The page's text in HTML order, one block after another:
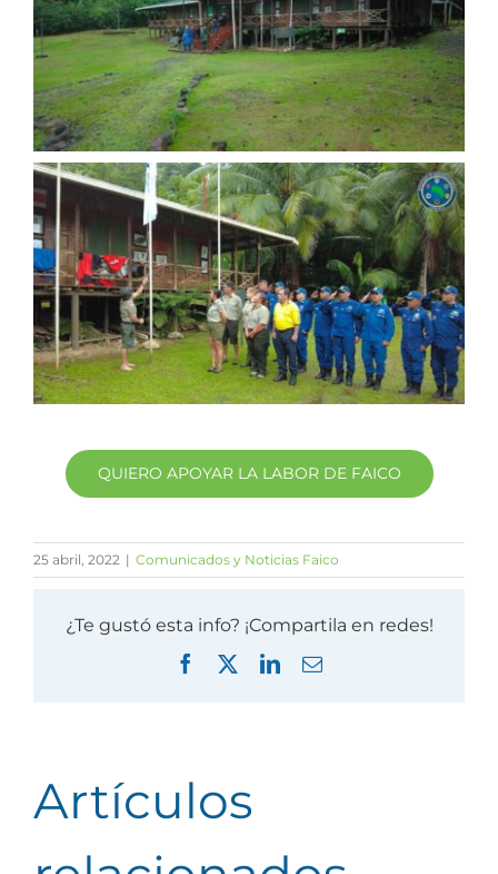
QUIERO APOYAR LA LABOR DE FAICO
25 abril, 2022 | Comunicados y Noticias Faico
¿Te gustó esta info? ¡Compartila en redes!
Facebook LinkedInCorreo
Artículos